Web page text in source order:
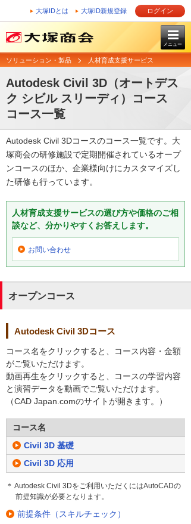
大塚IDとは 大塚ID新規登録 ログイン
メニュー
ソリューション・製品 人材育成支援サービス
Autodesk Civil 3D（オートデス
ク シビル スリーディ）コース
コース一覧
Autodesk Civil 3Dコースのコース一覧です。大
塚商会の研修施設で定期開催されているオープ
ンコースのほか、企業様向けにカスタマイズし
た研修も行っています。
人材育成支援サービスの選び方や価格のご相
談など、分かりやすくお答えします。
お問い合わせ
オープンコース
Autodesk Civil 3Dコース
コース名をクリックすると、コース内容・金額
がご覧いただけます。
動画再生をクリックすると、コースの学習内容
と演習データを動画でご覧いただけます。
（CAD Japan.comのサイトが開きます。）
コース名
Civil 3D 基礎
Civil 3D 応用
＊ Autodesk Civil 3Dをご利用いただくにはAutoCADの
前提知識が必要となります。
前提条件（スキルチェック）